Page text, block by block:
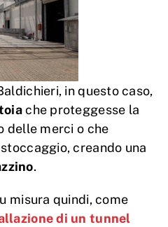
in questo caso,
che proteggesse la
delle merci o che
creando una
.
misura quindi, come
di un tunnel